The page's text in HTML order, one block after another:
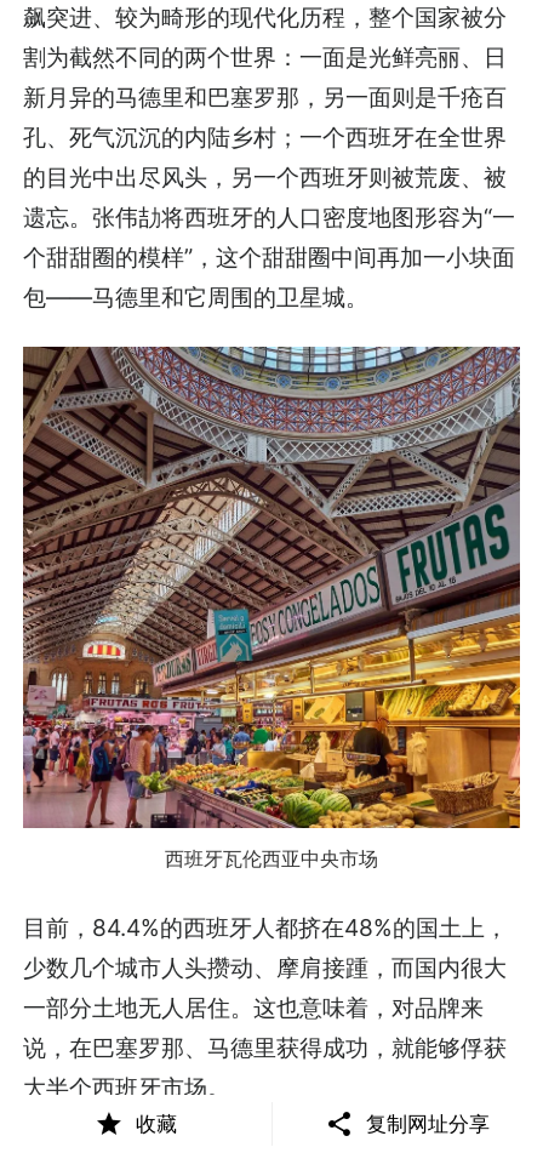
飙突进、较为畸形的现代化历程，整个国家被分
割为截然不同的两个世界：一面是光鲜亮丽、日
新月异的马德里和巴塞罗那，另一面则是千疮百
孔、死气沉沉的内陆乡村；一个西班牙在全世界
的目光中出尽风头，另一个西班牙则被荒废、被
遗忘。张伟劼将西班牙的人口密度地图形容为“一
个甜甜圈的模样”，这个甜甜圈中间再加一小块面
包——马德里和它周围的卫星城。
西班牙瓦伦西亚中央市场
目前，84.4%的西班牙人都挤在48%的国土上，
少数几个城市人头攒动、摩肩接踵，而国内很大
一部分土地无人居住。这也意味着，对品牌来
说，在巴塞罗那、马德里获得成功，就能够俘获
大半个西班牙市场。
收藏 复制网址分享